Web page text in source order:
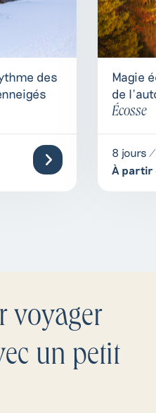
des
Magie
de
Écosse
8 jours
À partir
voyager
un petit